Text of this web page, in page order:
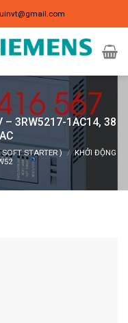
3RW5217-1AC14, 38
STARTER ) / KHỞI ĐỘNG